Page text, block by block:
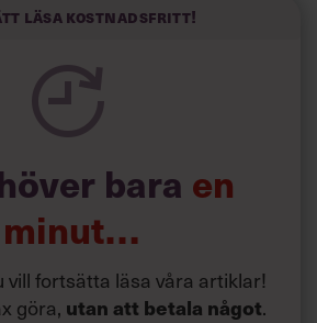
ditt nya jobb.
företaget stämmer överens med
ledarstil du har. Om du föredrar en
på en hierarkisk och auktoritär
Silén.
läsa kostnadsfritt!
bara en
minut…
vill fortsätta läsa våra artiklar!
göra, utan att betala något.